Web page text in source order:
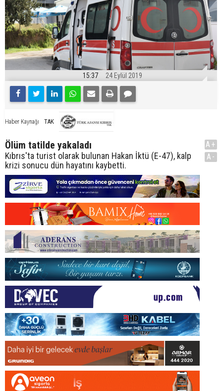
15:37 24 Eylül 2019
Haber Kaynağı TAK
Ölüm tatilde yakaladı
Kıbrıs'ta turist olarak bulunan Hakan İktü (E-47), kalp
krizi sonucu dün hayatını kaybetti.
A+
A-